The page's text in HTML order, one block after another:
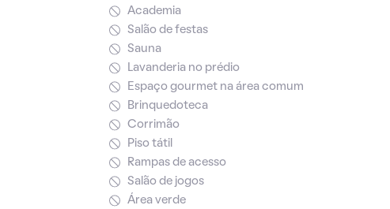
Academia
Salão de festas
Sauna
Lavanderia no prédio
Espaço gourmet na área comum
Brinquedoteca
Corrimão
Piso tátil
Rampas de acesso
Salão de jogos
Área verde